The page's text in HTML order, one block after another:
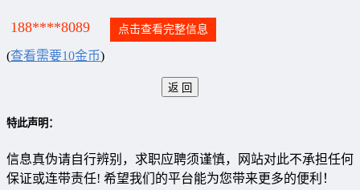
188****8089 点击查看完整信息
(查看需要10金币)
特此声明：
信息真伪请自行辨别，求职应聘须谨慎，网站对此不承担任何
保证或连带责任! 希望我们的平台能为您带来更多的便利！